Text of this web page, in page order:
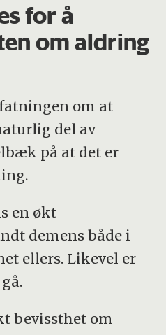
for å
om aldring
om at
del av
på at det er
en økt
demens både i
ellers. Likevel er
bevissthet om